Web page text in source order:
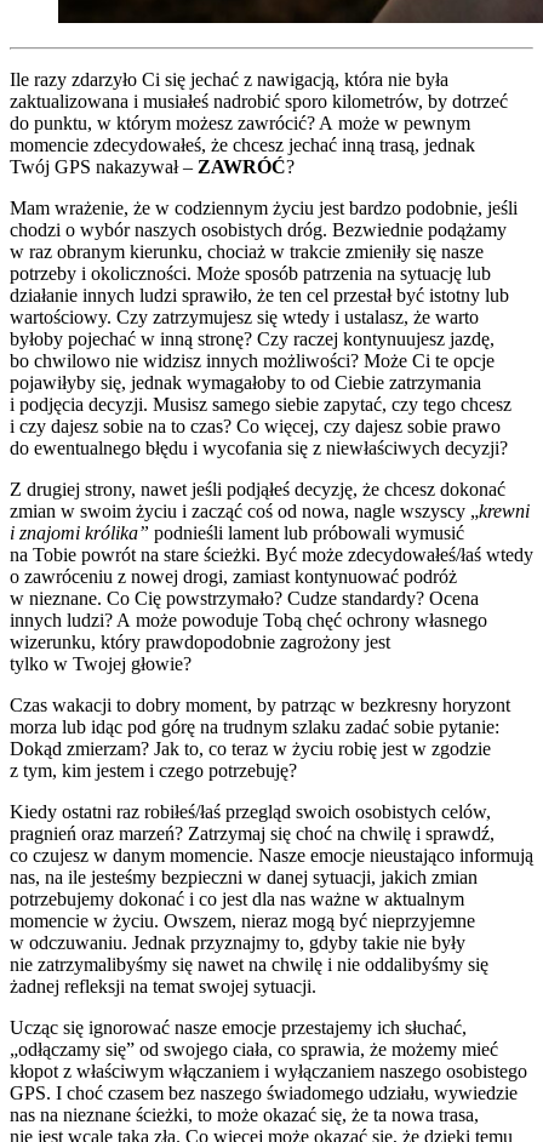
Ile razy zdarzyło Ci się jechać z nawigacją, która nie była
zaktualizowana i musiałeś nadrobić sporo kilometrów, by dotrzeć
do punktu, w którym możesz zawrócić? A może w pewnym
momencie zdecydowałeś, że chcesz jechać inną trasą, jednak
Twój GPS nakazywał – ZAWRÓĆ?
Mam wrażenie, że w codziennym życiu jest bardzo podobnie, jeśli
chodzi o wybór naszych osobistych dróg. Bezwiednie podążamy
w raz obranym kierunku, chociaż w trakcie zmieniły się nasze
potrzeby i okoliczności. Może sposób patrzenia na sytuację lub
działanie innych ludzi sprawiło, że ten cel przestał być istotny lub
wartościowy. Czy zatrzymujesz się wtedy i ustalasz, że warto
byłoby pojechać w inną stronę? Czy raczej kontynuujesz jazdę,
bo chwilowo nie widzisz innych możliwości? Może Ci te opcje
pojawiłyby się, jednak wymagałoby to od Ciebie zatrzymania
i podjęcia decyzji. Musisz samego siebie zapytać, czy tego chcesz
i czy dajesz sobie na to czas? Co więcej, czy dajesz sobie prawo
do ewentualnego błędu i wycofania się z niewłaściwych decyzji?
Z drugiej strony, nawet jeśli podjąłeś decyzję, że chcesz dokonać
zmian w swoim życiu i zacząć coś od nowa, nagle wszyscy „krewni
i znajomi królika” podnieśli lament lub próbowali wymusić
na Tobie powrót na stare ścieżki. Być może zdecydowałeś/łaś wtedy
o zawróceniu z nowej drogi, zamiast kontynuować podróż
w nieznane. Co Cię powstrzymało? Cudze standardy? Ocena
innych ludzi? A może powoduje Tobą chęć ochrony własnego
wizerunku, który prawdopodobnie zagrożony jest
tylko w Twojej głowie?
Czas wakacji to dobry moment, by patrząc w bezkresny horyzont
morza lub idąc pod górę na trudnym szlaku zadać sobie pytanie:
Dokąd zmierzam? Jak to, co teraz w życiu robię jest w zgodzie
z tym, kim jestem i czego potrzebuję?
Kiedy ostatni raz robiłeś/łaś przegląd swoich osobistych celów,
pragnień oraz marzeń? Zatrzymaj się choć na chwilę i sprawdź,
co czujesz w danym momencie. Nasze emocje nieustająco informują
nas, na ile jesteśmy bezpieczni w danej sytuacji, jakich zmian
potrzebujemy dokonać i co jest dla nas ważne w aktualnym
momencie w życiu. Owszem, nieraz mogą być nieprzyjemne
w odczuwaniu. Jednak przyznajmy to, gdyby takie nie były
nie zatrzymalibyśmy się nawet na chwilę i nie oddalibyśmy się
żadnej refleksji na temat swojej sytuacji.
Ucząc się ignorować nasze emocje przestajemy ich słuchać,
„odłączamy się” od swojego ciała, co sprawia, że możemy mieć
kłopot z właściwym włączaniem i wyłączaniem naszego osobistego
GPS. I choć czasem bez naszego świadomego udziału, wywiedzie
nas na nieznane ścieżki, to może okazać się, że ta nowa trasa,
nie jest wcale taka zła. Co więcej może okazać się, że dzięki temu